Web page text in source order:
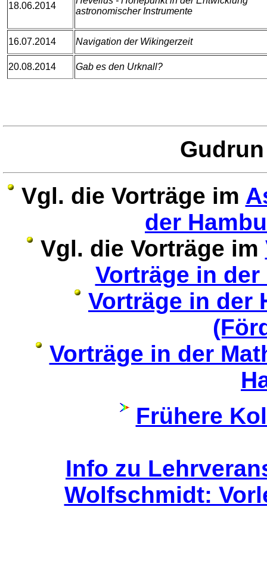
18.06.2014
astronomischer Instrumente
16.07.2014 Navigation der Wikingerzeit
20.08.2014 Gab es den Urknall?
Vgl. die Vorträge im
der
Vgl. die Vorträge im
Vorträge in
Vorträge in der
Vorträge in der
Frühere
Info zu
Wolfschmidt: